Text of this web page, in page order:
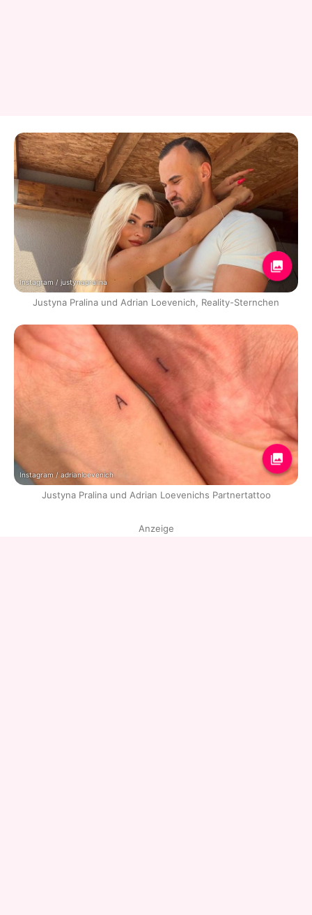
Instagram / justynapralina
Justyna Pralina und Adrian Loevenich, Reality-Sternchen
Instagram / adrianloevenich
Justyna Pralina und Adrian Loevenichs Partnertattoo
Anzeige